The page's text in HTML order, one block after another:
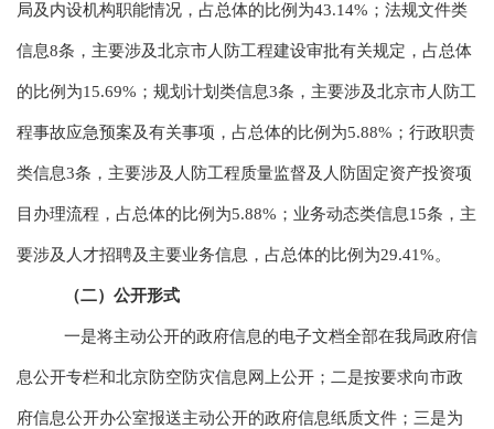
局及内设机构职能情况，占总体的比例为43.14%；法规文件类
信息8条，主要涉及北京市人防工程建设审批有关规定，占总体
的比例为15.69%；规划计划类信息3条，主要涉及北京市人防工
程事故应急预案及有关事项，占总体的比例为5.88%；行政职责
类信息3条，主要涉及人防工程质量监督及人防固定资产投资项
目办理流程，占总体的比例为5.88%；业务动态类信息15条，主
要涉及人才招聘及主要业务信息，占总体的比例为29.41%。
（二）公开形式
一是将主动公开的政府信息的电子文档全部在我局政府信
息公开专栏和北京防空防灾信息网上公开；二是按要求向市政
府信息公开办公室报送主动公开的政府信息纸质文件；三是为